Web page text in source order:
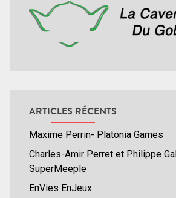
ARTICLES RÉCENTS
Maxime Perrin- Platonia Games
Charles-Amir Perret et Philippe
SuperMeeple
EnVies EnJeux